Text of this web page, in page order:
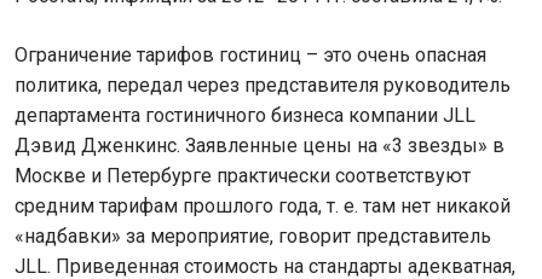
Ограничение тарифов гостиниц – это очень опасная
политика, передал через представителя руководитель
департамента гостиничного бизнеса компании JLL
Дэвид Дженкинс. Заявленные цены на «3 звезды» в
Москве и Петербурге практически соответствуют
средним тарифам прошлого года, т. е. там нет никакой
«надбавки» за мероприятие, говорит представитель
JLL. Приведенная стоимость на стандарты адекватная,